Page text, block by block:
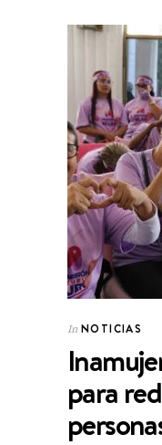
In NOTICIAS
para